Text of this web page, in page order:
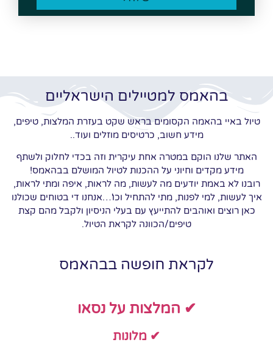
בהאמס למטיילים הישראליים
טיול באיי בהאמה הקסומים בראש שקט בעזרת המלצות, טיפים,
מידע חשוב, כרטיסים מוזלים ועוד..
האתר שלנו הוקם במטרה אחת עיקרית וזה בכדי לחלוק ולשתף
מידע מקדים וחיוני על ההכנות לטיול המושלם בבהאמס!
רובנו לא באמת יודעים מה לעשות, מה לראות, איפה ומתי לראות,
איך לעשות, למי לפנות, מתי להתחיל וכו'…אנחנו די בטוחים שכולנו
כאן רוצים ואוהבים להתייעץ עם בעלי הניסיון ולקבל מהם קצת
טיפים/הכוונה לקראת הטיול.
לקראת חופשה בבהאמס
✔ המלצות על נסאו
✔ מלונות